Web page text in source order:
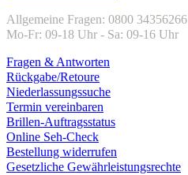
Allgemeine Fragen: 0800 34356266
Mo-Fr: 09-18 Uhr - Sa: 09-16 Uhr
Fragen & Antworten
Rückgabe/Retoure
Niederlassungssuche
Termin vereinbaren
Brillen-Auftragsstatus
Online Seh-Check
Bestellung widerrufen
Gesetzliche Gewährleistungsrechte